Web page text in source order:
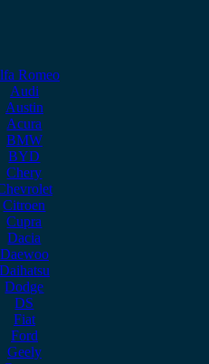
Romeo
Audi
Austin
Acura
BMW
BYD
Chery
Citroen
Cupra
Dacia
Daewoo
Daihatsu
Dodge
DS
Fiat
Ford
Geely